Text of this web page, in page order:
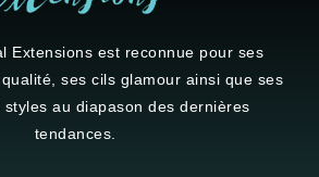
ses cils glamour ainsi que ses
styles au diapason des dernières
tendances.